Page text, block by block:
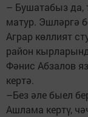
– Бушатабыз да,
матур. Эшләргә
Аграр көллият
район
Фәнис Абзалов
кертә.
–Без әле быел
Ашлама кертү,